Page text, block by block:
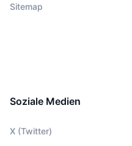
Sitemap
Soziale Medien
X (Twitter)